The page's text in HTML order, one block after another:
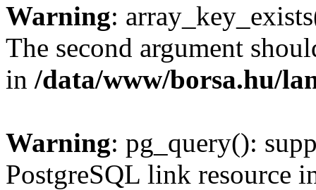
Warning:
The second argument
in /data/www/borsa.hu/
Warning: pg_query():
PostgreSQL link resource